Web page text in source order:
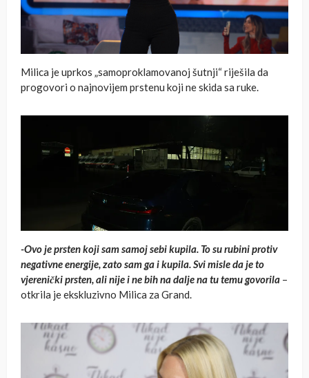
Milica je uprkos „samoproklamovanoj šutnji“ riješila da
progovori o najnovijem prstenu koji ne skida sa ruke.
-Ovo je prsten koji sam samoj sebi kupila. To su rubini protiv
negativne energije, zato sam ga i kupila. Svi misle da je to
vjerenički prsten, ali nije i ne bih na dalje na tu temu govorila –
otkrila je ekskluzivno Milica za Grand.